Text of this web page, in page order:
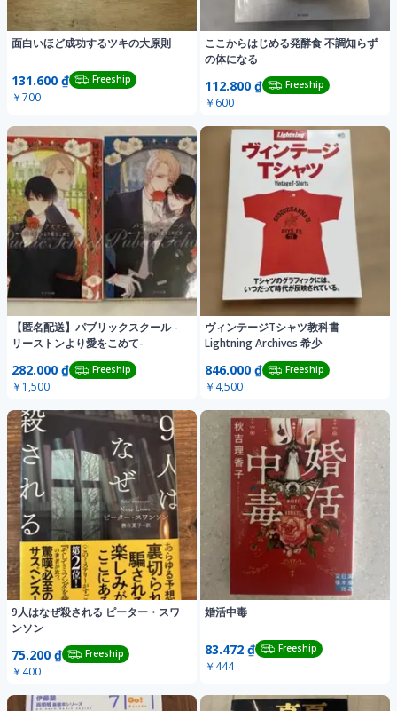
面白いほど成功するツキの大原則
131.600 ₫ Freeship
￥700
ここからはじめる発酵食 不調知らず
の体になる
112.800 ₫ Freeship
￥600
【匿名配送】パブリックスクール -
リーストンより愛をこめて-
282.000 ₫ Freeship
￥1,500
ヴィンテージTシャツ教科書
Lightning Archives 希少
846.000 ₫ Freeship
￥4,500
9人はなぜ殺される ピーター・スワ
ンソン
75.200 ₫ Freeship
￥400
婚活中毒
83.472 ₫ Freeship
￥444